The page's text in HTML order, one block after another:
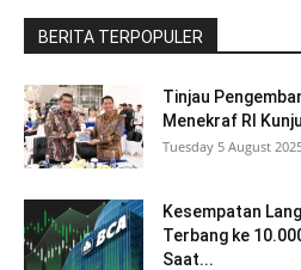
BERITA TERPOPULER
Tinjau
Menekraf RI
Tuesday 5 August
Kesempatan
Terbang ke
Saat...